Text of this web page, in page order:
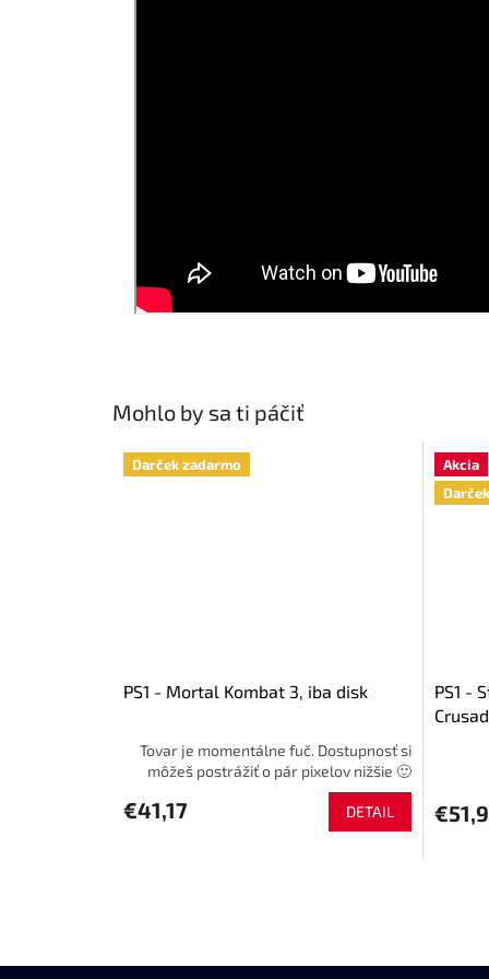
Mohlo by sa ti páčiť
Darček zadarmo
PS1 - Mortal Kombat 3, iba disk
Tovar je momentálne fuč. Dostupnosť si
môžeš postrážiť o pár pixelov nižšie 🙂
€41,17 DETAIL
Akcia
PS1 -